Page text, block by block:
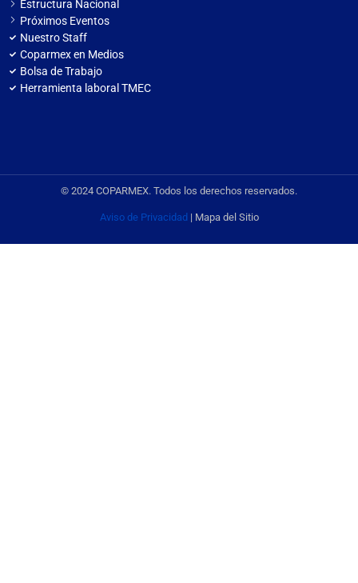
Estructura Nacional
Próximos Eventos
Nuestro Staff
Coparmex en Medios
Bolsa de Trabajo
Herramienta laboral TMEC
© 2024 COPARMEX. Todos los derechos reservados.
Aviso de Privacidad| Mapa del Sitio